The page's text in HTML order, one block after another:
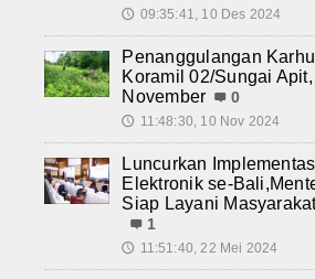
🕔 09:35:41, 10 Des 2024
Penanggulangan
Koramil 02/Sungai
November
0
🕔 11:48:30, 10 Nov 2024
Luncurkan
Elektronik se-
Siap Layani
1
🕔 11:51:40, 22 Mei 2024